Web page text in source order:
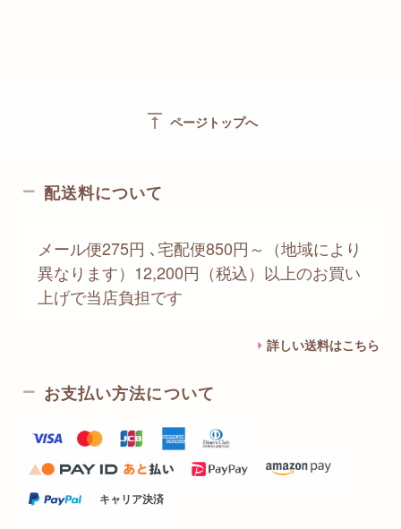
vertical_align_top ページトップへ
配送料について
メール便275円 ､宅配便850円～（地域により
異なります）12,200円（税込）以上のお買い
上げで当店負担です
詳しい送料はこちら
お支払い方法について
キャリア決済